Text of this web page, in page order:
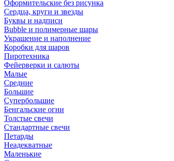
Оформительские без рисунка
Сердца, круги и звезды
Буквы и надписи
Bubble и полимерные шары
Украшение и наполнение
Коробки для шаров
Пиротехника
Фейерверки и салюты
Малые
Средние
Большие
Супербольшие
Бенгальские огни
Толстые свечи
Стандартные свечи
Петарды
Неадекватные
Маленькие